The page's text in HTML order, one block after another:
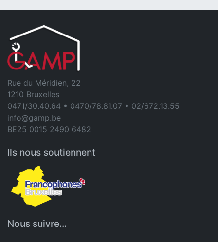
Rue du Méridien, 22
1210 Bruxelles
0471/30.40.64 • 0470/78.81.07 • 02/672.13.55
info@gamp.be
BE25 0015 2490 6482
Ils nous soutiennent
Nous suivre...